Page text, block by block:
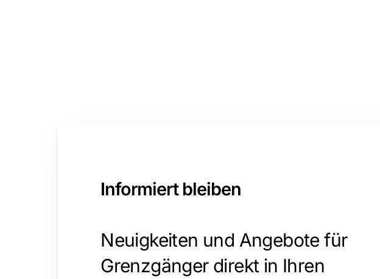
Informiert bleiben
Neuigkeiten und Angebote für
Grenzgänger direkt in Ihren